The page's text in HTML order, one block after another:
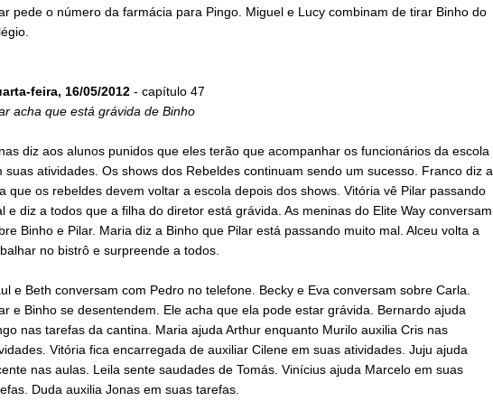
pede o número da farmácia para Pingo. Miguel e Lucy combinam de tirar Binho do
feira, 16/05/2012- capítulo 47
acha que está grávida de Binho
diz aos alunos punidos que eles terão que acompanhar os funcionários da escola
suas atividades. Os shows dos Rebeldes continuam sendo um sucesso. Franco diz a
que os rebeldes devem voltar a escola depois dos shows. Vitória vê Pilar passando
e diz a todos que a filha do diretor está grávida. As meninas do Elite Way conversam
Binho e Pilar. Maria diz a Binho que Pilar está passando muito mal. Alceu volta a
no bistrô e surpreende a todos.
e Beth conversam com Pedro no telefone. Becky e Eva conversam sobre Carla.
e Binho se desentendem. Ele acha que ela pode estar grávida. Bernardo ajuda
nas tarefas da cantina. Maria ajuda Arthur enquanto Murilo auxilia Cris nas
Vitória fica encarregada de auxiliar Cilene em suas atividades. Juju ajuda
nas aulas. Leila sente saudades de Tomás. Vinícius ajuda Marcelo em suas
Duda auxilia Jonas em suas tarefas.